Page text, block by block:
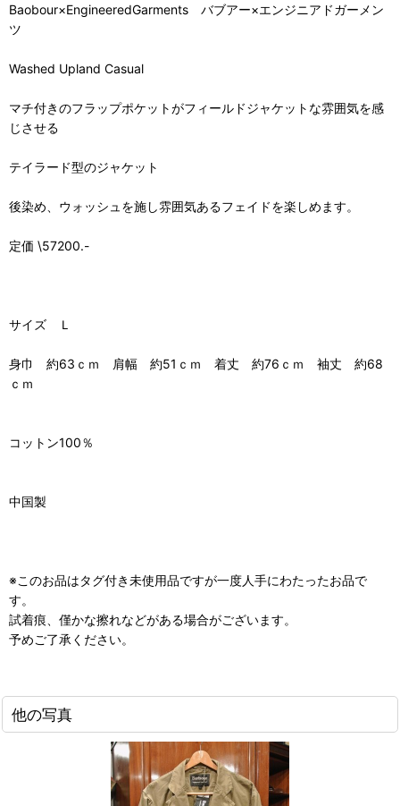
Baobour×EngineeredGarments バブアー×エンジニアドガーメン
ツ
Washed Upland Casual
マチ付きのフラップポケットがフィールドジャケットな雰囲気を感
じさせる
テイラード型のジャケット
後染め、ウォッシュを施し雰囲気あるフェイドを楽しめます。
定価 \57200.-
サイズ Ｌ
身巾 約63ｃｍ 肩幅 約51ｃｍ 着丈 約76ｃｍ 袖丈 約68
ｃｍ
コットン100％
中国製
※このお品はタグ付き未使用品ですが一度人手にわたったお品で
す。
試着痕、僅かな擦れなどがある場合がございます。
予めご了承ください。
他の写真